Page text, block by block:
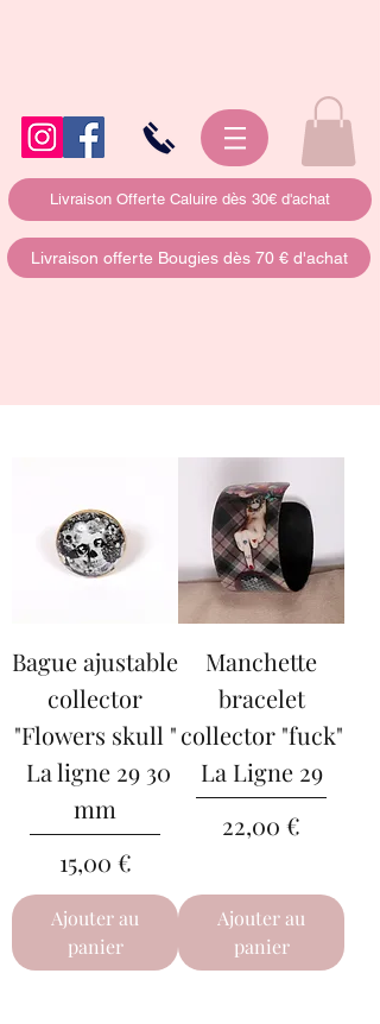
Livraison Offerte Caluire dès 30€ d'achat
Livraison offerte Bougies dès 70 € d'achat
Bague ajustable
collector
"Flowers skull "
La ligne 29 30
mm
Prix
15,00 €
Ajouter au
panier
Manchette
bracelet
collector "fuck"
La Ligne 29
Prix
22,00 €
Ajouter au
panier